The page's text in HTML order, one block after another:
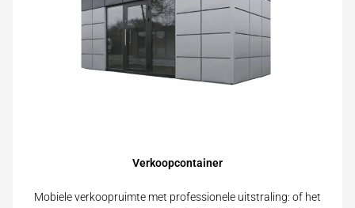
Verkoopcontainer
Mobiele verkoopruimte met professionele uitstraling: of het